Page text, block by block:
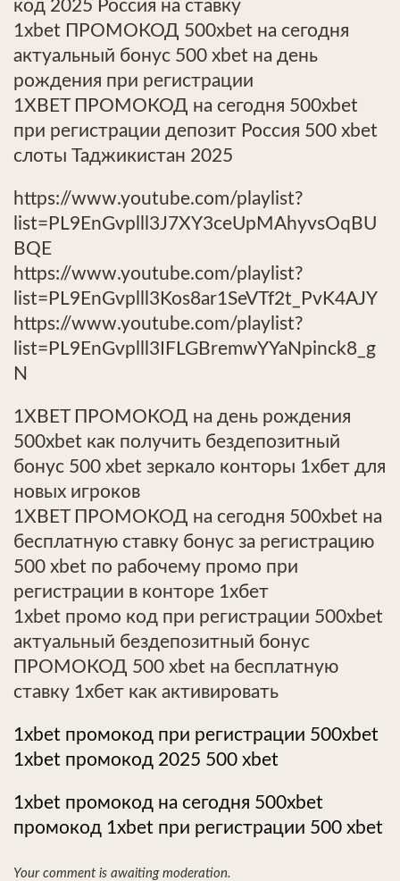
код 2025 Россия на ставку
1xbet ПРОМОКОД 500xbet на сегодня
актуальный бонус 500 xbet на день
рождения при регистрации
1XBET ПРОМОКОД на сегодня 500xbet
при регистрации депозит Россия 500 xbet
слоты Таджикистан 2025
https://www.youtube.com/playlist?
list=PL9EnGvplll3J7XY3ceUpMAhyvsOqBU
BQE
https://www.youtube.com/playlist?
list=PL9EnGvplll3Kos8ar1SeVTf2t_PvK4AJY
https://www.youtube.com/playlist?
list=PL9EnGvplll3IFLGBremwYYaNpinck8_g
N
1XBET ПРОМОКОД на день рождения
500xbet как получить бездепозитный
бонус 500 xbet зеркало конторы 1хбет для
новых игроков
1XBET ПРОМОКОД на сегодня 500xbet на
бесплатную ставку бонус за регистрацию
500 xbet по рабочему промо при
регистрации в конторе 1хбет
1xbet промо код при регистрации 500xbet
актуальный бездепозитный бонус
ПРОМОКОД 500 xbet на бесплатную
ставку 1хбет как активировать
1xbet промокод при регистрации 500xbet
1xbet промокод 2025 500 xbet
1xbet промокод на сегодня 500xbet
промокод 1xbet при регистрации 500 xbet
Your comment is awaiting moderation.